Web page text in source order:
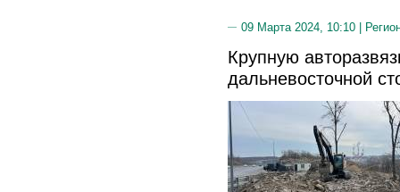
09 Марта 2024, 10:10 |
Крупную
дальневосточной